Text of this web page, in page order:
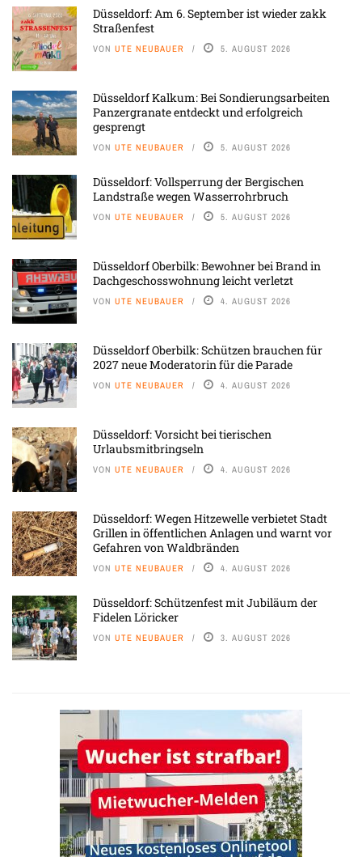
Düsseldorf: Am 6. September ist wieder zakk
Straßenfest
VON UTE NEUBAUER 5. AUGUST 2026
Düsseldorf Kalkum: Bei Sondierungsarbeiten
Panzergranate entdeckt und erfolgreich
gesprengt
VON UTE NEUBAUER 5. AUGUST 2026
Düsseldorf: Vollsperrung der Bergischen
Landstraße wegen Wasserrohrbruch
VON UTE NEUBAUER 5. AUGUST 2026
Düsseldorf Oberbilk: Bewohner bei Brand in
Dachgeschosswohnung leicht verletzt
VON UTE NEUBAUER 4. AUGUST 2026
Düsseldorf Oberbilk: Schützen brauchen für
2027 neue Moderatorin für die Parade
VON UTE NEUBAUER 4. AUGUST 2026
Düsseldorf: Vorsicht bei tierischen
Urlaubsmitbringseln
VON UTE NEUBAUER 4. AUGUST 2026
Düsseldorf: Wegen Hitzewelle verbietet Stadt
Grillen in öffentlichen Anlagen und warnt vor
Gefahren von Waldbränden
VON UTE NEUBAUER 4. AUGUST 2026
Düsseldorf: Schützenfest mit Jubiläum der
Fidelen Löricker
VON UTE NEUBAUER 3. AUGUST 2026